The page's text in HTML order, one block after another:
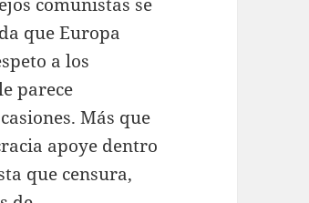
que Europa
a los
parece
Más que
apoye dentro
que censura,